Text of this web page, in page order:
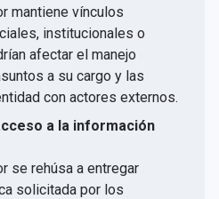
mantiene vínculos
institucionales o
afectar el manejo
a su cargo y las
con actores externos.
a la información
se rehúsa a entregar
solicitada por los